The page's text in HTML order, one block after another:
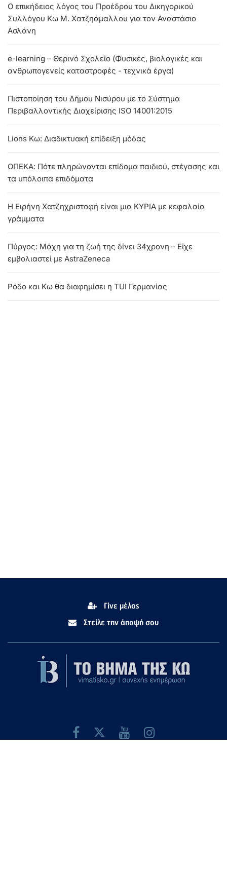
Ο επικήδειος λόγος του Προέδρου του Δικηγορικού
Συλλόγου Κω Μ. Χατζηάμαλλου για τον Αναστάσιο
Ασλάνη
e-learning – Θερινό Σχολείο (Φυσικές, βιολογικές και
ανθρωπογενείς καταστροφές - τεχνικά έργα)
Πιστοποίηση του Δήμου Νισύρου με το Σύστημα
Περιβαλλοντικής Διαχείρισης ISO 14001:2015
Lions Kω: Διαδικτυακή επίδειξη μόδας
ΟΠΕΚΑ: Πότε πληρώνονται επίδομα παιδιού, στέγασης και
τα υπόλοιπα επιδόματα
Η Ειρήνη Χατζηχριστοφή είναι μια ΚΥΡΙΑ με κεφαλαία
γράμματα
Πύργος: Μάχη για τη ζωή της δίνει 34χρονη – Είχε
εμβολιαστεί με AstraΖeneca
Ρόδο και Κω θα διαφημίσει η TUΙ Γερμανίας
Γίνε μέλος
Στείλε την άποψή σου